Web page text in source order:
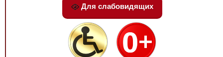
Для слабовидящих